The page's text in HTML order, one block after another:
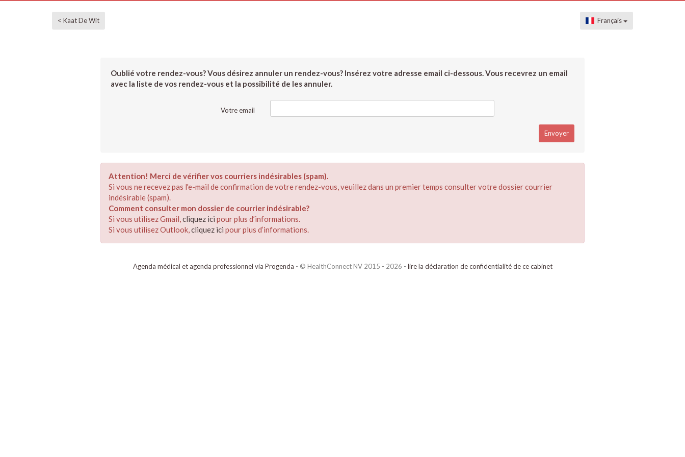
< Kaat De Wit Français
Oublié votre rendez-vous? Vous désirez annuler un rendez-vous? Insérez votre adresse email ci-dessous. Vous recevrez un email
avec la liste de vos rendez-vous et la possibilité de les annuler.
Votre email
Attention! Merci de vérifier vos courriers indésirables (spam).
Si vous ne recevez pas l'e-mail de confirmation de votre rendez-vous, veuillez dans un premier temps consulter votre dossier courrier
indésirable (spam).
Comment consulter mon dossier de courrier indésirable?
Si vous utilisez Gmail,cliquez ici pour plus d’informations.
Si vous utilisez Outlook,cliquez ici pour plus d’informations.
Agenda médical et agenda professionnel via Progenda - © HealthConnect NV 2015 - 2026 - lire la déclaration de confidentialité de ce cabinet